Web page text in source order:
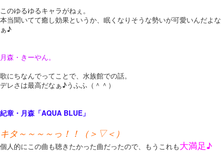
このゆるゆるキャラがねぇ。
本当聞いてて癒し効果というか、眠くなりそうな勢いが可愛いんだよな
ぁ♪
月森・きーやん。
歌にちなんでってことで、水族館での話。
デレさは最高だなぁ♪うふふ（＾＾）
紀章・月森「AQUA BLUE」
キタ～～～～っ！！（＞▽＜）
個人的にこの曲も聴きたかった曲だったので、もうこれも大満足♪